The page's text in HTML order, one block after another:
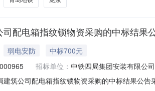
司配电箱指纹锁物资采购的中标结果
弱电安防
中标700元
招标单位： 中铁四局集团安装有限公司
建筑公司配电箱指纹锁物资采购的中标结果公